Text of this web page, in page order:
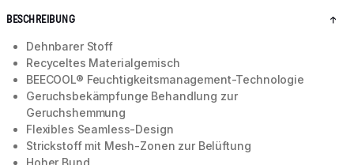
BESCHREIBUNG
Dehnbarer Stoff
Recyceltes Materialgemisch
BEECOOL® Feuchtigkeitsmanagement-Technologie
Geruchsbekämpfunge Behandlung zur
Geruchshemmung
Flexibles Seamless-Design
Strickstoff mit Mesh-Zonen zur Belüftung
Hoher Bund